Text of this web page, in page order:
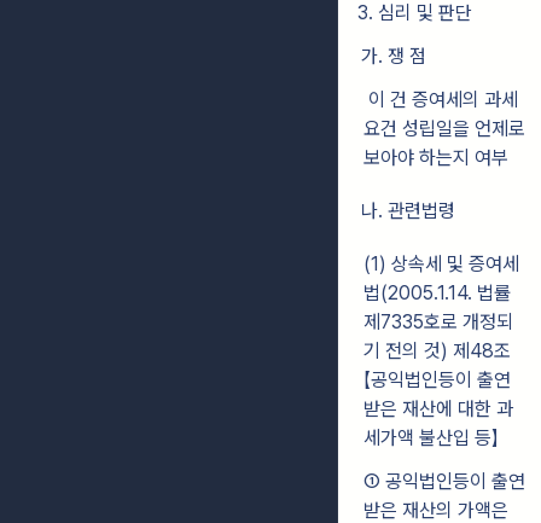
3. 심리 및 판단
가. 쟁 점
이 건 증여세의 과세
요건 성립일을 언제로
보아야 하는지 여부
나. 관련법령
(1) 상속세 및 증여세
법(2005.1.14. 법률
제7335호로 개정되
기 전의 것) 제48조
【공익법인등이 출연
받은 재산에 대한 과
세가액 불산입 등】
① 공익법인등이 출연
받은 재산의 가액은